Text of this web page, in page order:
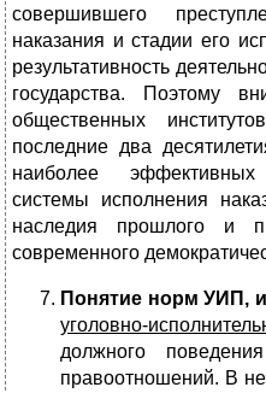
совершившего
наказания и стадии его
результативность
государства. Поэтому
общественных
последние два
наиболее
системы исполнения
наследия прошлого и
современного
Понятие норм УИП,
уголовно-
должного
правоотношений. В